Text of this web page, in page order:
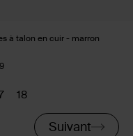
à talon en cuir - marron
actuelle
PrécédentPrécédent
18
Suivant